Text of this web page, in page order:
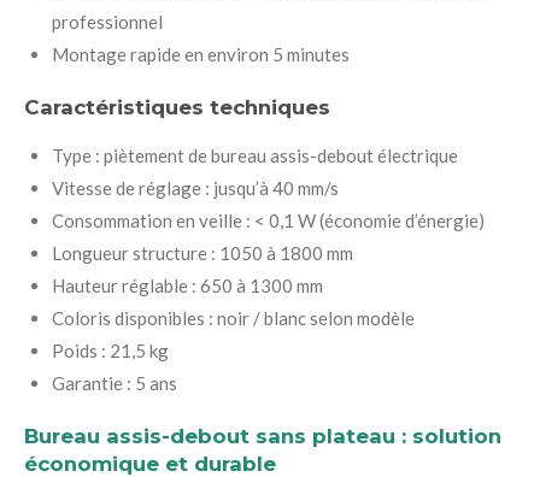
professionnel
Montage rapide en environ 5 minutes
Caractéristiques techniques
Type : piètement de bureau assis-debout électrique
Vitesse de réglage : jusqu’à 40 mm/s
Consommation en veille : < 0,1 W (économie d’énergie)
Longueur structure : 1050 à 1800 mm
Hauteur réglable : 650 à 1300 mm
Coloris disponibles : noir / blanc selon modèle
Poids : 21,5 kg
Garantie : 5 ans
Bureau assis-debout sans plateau : solution
économique et durable